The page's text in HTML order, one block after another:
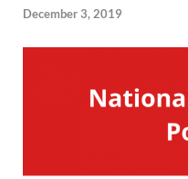
December 3, 2019